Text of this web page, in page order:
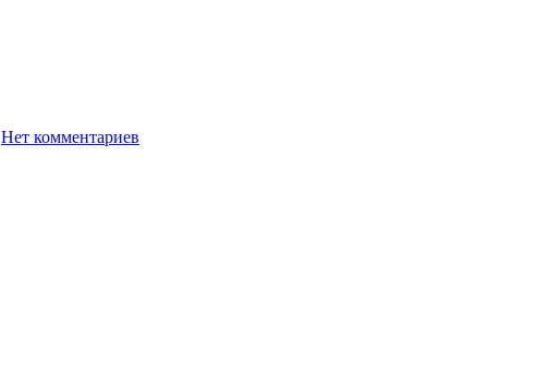
Нет комментариев